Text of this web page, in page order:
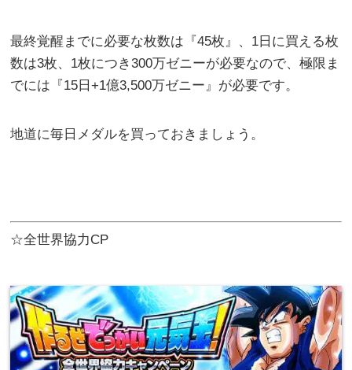
最終覚醒までに必要な枚数は『45枚』、1日に買える枚
数は3枚、1枚につき300万ゼニーが必要なので、極限ま
でには『15日+1億3,500万ゼニー』が必要です。
地道に毎日メダルを買っておきましょう。
☆全世界協力CP